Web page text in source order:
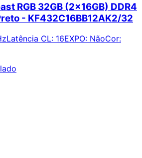
RGB 32GB (2x16GB) DDR4
- KF432C16BB12AK2/32
Latência CL: 16EXPO: NãoCor: